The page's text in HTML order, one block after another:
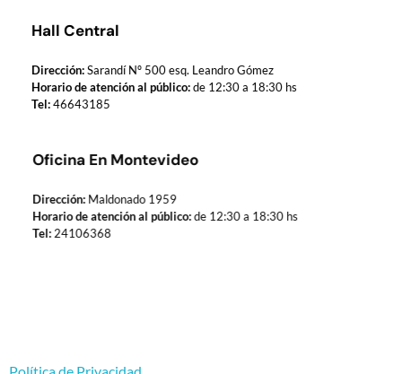
Hall Central
Dirección:Sarandí Nº 500 esq. Leandro Gómez
Horario de atención al público:de 12:30 a 18:30 hs
Tel:46643185
Oficina En Montevideo
Dirección:Maldonado 1959
Horario de atención al público:de 12:30 a 18:30 hs
Tel:24106368